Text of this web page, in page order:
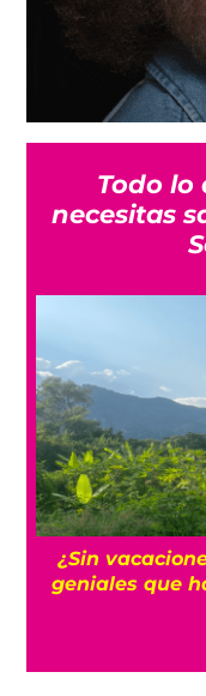
Todo lo
necesitas
¿Sin
geniales que